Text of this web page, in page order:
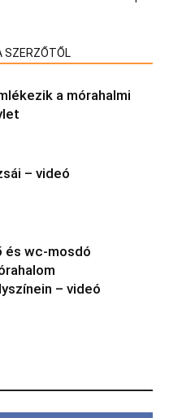
SZERZŐTŐL
a mórahalmi
– videó
és wc-mosdó
– videó